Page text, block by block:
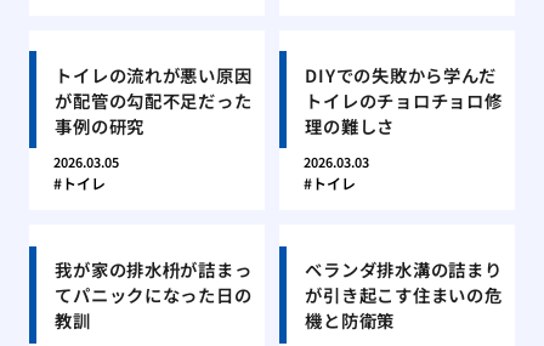
トイレの流れが悪い原因
が配管の勾配不足だった
事例の研究
2026.03.05
トイレ
DIYでの失敗から学んだ
トイレのチョロチョロ修
理の難しさ
2026.03.03
トイレ
我が家の排水枡が詰まっ
てパニックになった日の
教訓
ベランダ排水溝の詰まり
が引き起こす住まいの危
機と防衛策